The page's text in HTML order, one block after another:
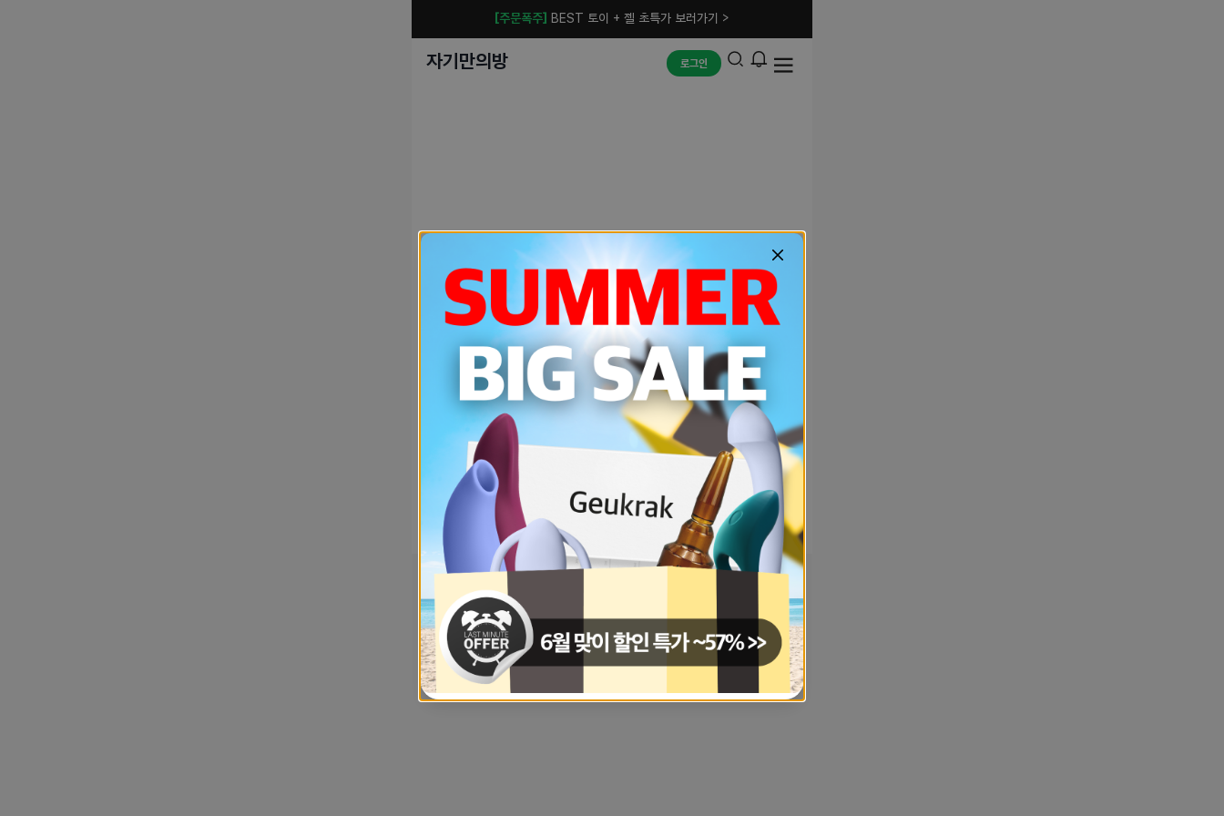
[주문폭주] BEST 토이 + 젤 초특가 보러가기 >
자기만의방 로그인
예상치 못한 에러입니다.